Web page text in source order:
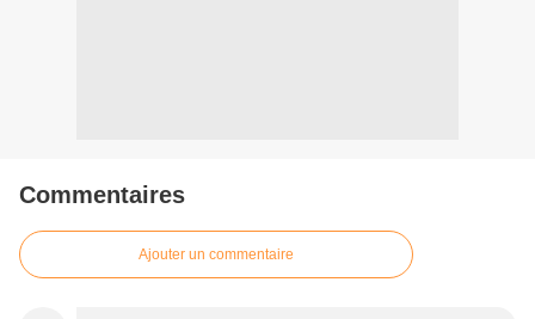
Commentaires
Ajouter un commentaire